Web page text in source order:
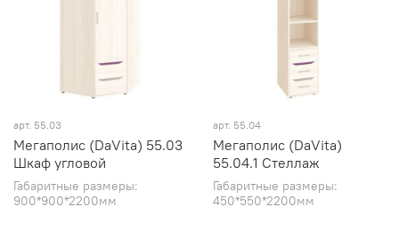
арт. 55.03
Мегаполис (DaVita) 55.03
Шкаф угловой
Габаритные размеры:
900*900*2200мм
арт. 55.04
Мегаполис (DaVita)
55.04.1 Стеллаж
Габаритные размеры:
450*550*2200мм